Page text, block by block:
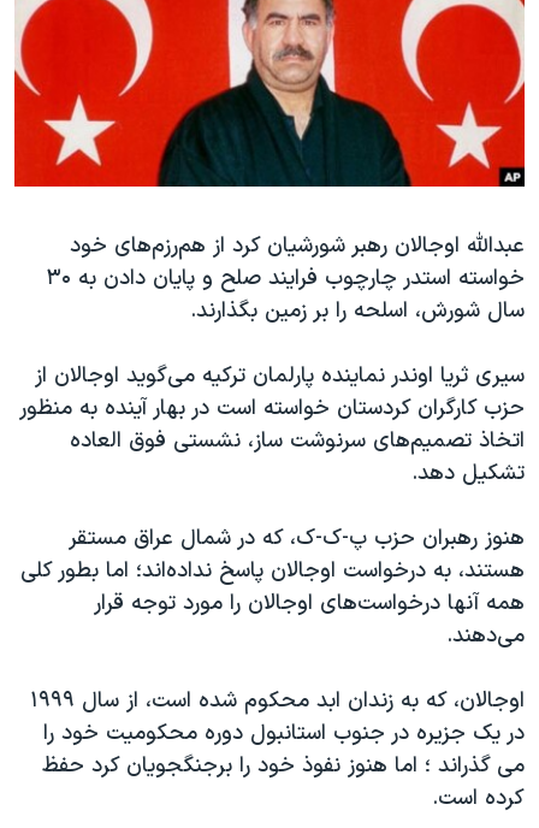
فرهنگ و زندگی
حقوق شهروندی
اقتصادی
علم و فناوری
گالری عکس
آرشیو پخش زنده
مستندها
انتخابات ریاست جمهوری آمریکا ۲۰۲۴
حمله جمهوری اسلامی به اسرائیل
رمز مهسا
اعتراضات زن، زندگی، آزادی
مجموعه مستندهای دادخواهی
تریبونال مردمی آبان ۹۸
دادگاه حمید نوری
چهل سال گروگان‌گیری
قانون شفافیت دارائی کادر رهبری ایران
اسرائیل در جنگ
نرگس محمدی برنده جایزه نوبل صلح
همایش محافظه‌کاران آمریکا «سی‌پک»
سفر پرزیدنت ترامپ به چین
دنبال کنید
زبانهای مختلف
عبدالله اوجالان رهبر شورشیان کرد از هم‌رزم‌های خود
خواسته استدر چارچوب فرایند صلح و پایان دادن به ۳۰
سال شورش، اسلحه را بر زمین بگذارند.
سیری ثریا اوندر نماینده پارلمان ترکیه می‌گوید اوجالان از
حزب کارگران کردستان خواسته است در بهار آینده به منظور
اتخاذ تصمیم‌های سرنوشت ساز، نشستی فوق العاده
تشکیل دهد.
هنوز رهبران حزب پ-ک-ک، که در شمال عراق مستقر
هستند، به درخواست اوجالان پاسخ نداده‌اند؛ اما بطور کلی
همه آنها درخواست‌های اوجالان را مورد توجه قرار
می‌دهند.
اوجالان، که به زندان ابد محکوم شده است، از سال ۱۹۹۹
در یک جزیره در جنوب استانبول دوره محکومیت خود را
می گذراند ؛ اما هنوز نفوذ خود را برجنگجویان کرد حفظ
کرده است.